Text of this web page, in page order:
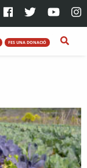
FES UNA DONACIÓ